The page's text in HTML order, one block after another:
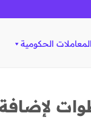
الحكومية